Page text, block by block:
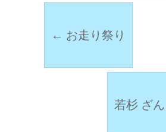
← お走り祭り
若杉 ざ